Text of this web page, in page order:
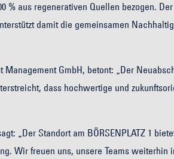
% aus regenerativen Quellen bezogen.
damit die gemeinsamen
GmbH, betont: „Der
dass hochwertige und
„Der Standort am BÖRSENPLATZ 1
Wir freuen uns, unsere Teams